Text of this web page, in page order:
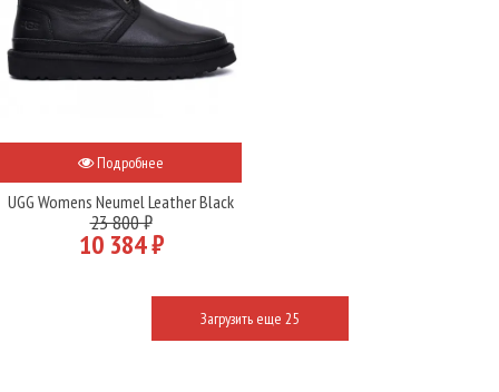
Подробнее
UGG Womens Neumel Leather Black
23 800 ₽
10 384 ₽
Загрузить еще 25